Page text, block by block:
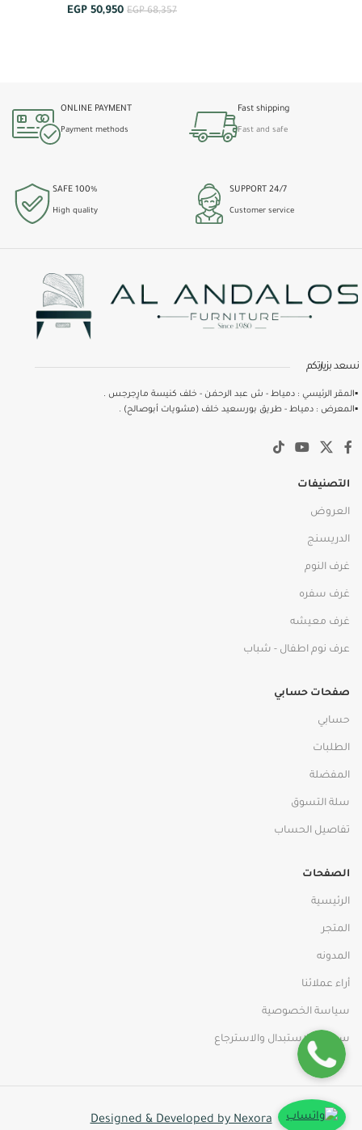
EGP68,357
EGP 50,950
Fast shipping
Fast and safe
ONLINE PAYMENT
Payment methods
24/7 SUPPORT
Customer service
100% SAFE
High quality
نسعد بزيارتكم
▪️المقر الرئيسي : دمياط - ش عبد الرحمٰن - خلف كنيسة مارِجرجس .
▪️المعرض : دمياط - طريق بورسعيد خلف (مشويات أبوصالح) .
التصنيفات
العروض
الدريسنج
غرف النوم
غرف سفره
غرف معيشه
عرف نوم اطفال - شباب
صفحات حسابي
حسابي
الطلبات
المفضلة
سلة التسوق
تفاصيل الحساب
الصفحات
الرئيسية
المتجر
المدونه
أراء عملائنا
سياسة الخصوصية
سياسة الاستبدال والاسترجاع
Designed & Developed by Nexora